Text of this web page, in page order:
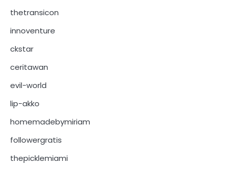
thetransicon
innoventure
ckstar
ceritawan
evil-world
lip-akko
homemadebymiriam
followergratis
thepicklemiami